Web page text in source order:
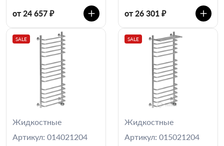
от 24 657 ₽ от 26 301 ₽
SALE
Жидкостные
Артикул: 014021204
SALE
Жидкостные
Артикул: 015021204